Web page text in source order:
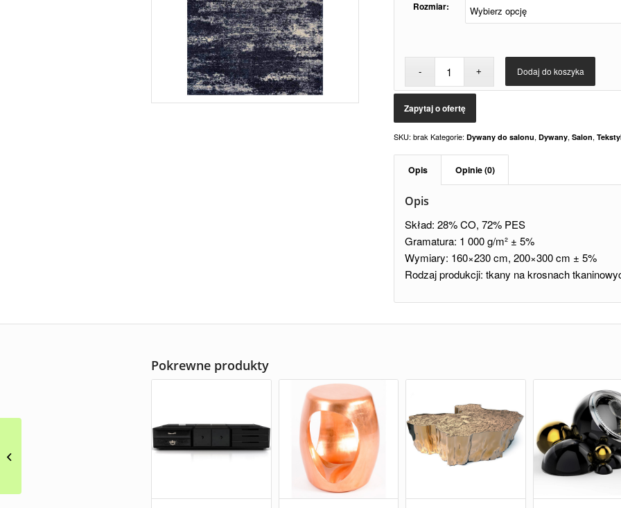
Rozmiar:
Dodaj do koszyka
SKU: brak Kategorie: Dywany do salonu, Dywany, Salon,
Opis Opinie (0)
Opis
Skład: 28% CO, 72% PES
Gramatura: 1 000 g/m² ± 5%
Wymiary: 160×230 cm, 200×300 cm ± 5%
Rodzaj produkcji: tkany na krosnach
Pokrewne produkty